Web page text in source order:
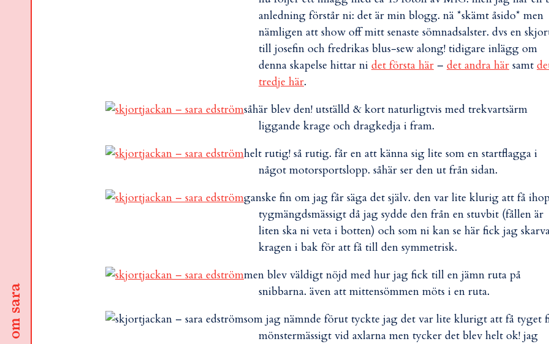
om sara
anledning förstår ni: det är min blogg. nä *skämt åsido* men
nämligen att show off mitt senaste sömnadsalster. dvs en
till josefin och fredrikas blus-sew along! tidigare inlägg om
denna skapelse hittar ni det första här – det andra här samt
tredje här.
såhär blev den! utställd & kort naturligtvis med trekvartsärm
liggande krage och dragkedja i fram.
helt rutig! så rutig. får en att känna sig lite som en startflagga i
något motorsportslopp. såhär ser den ut från sidan.
ganske fin om jag får säga det själv. den var lite klurig att få
tygmängdsmässigt då jag sydde den från en stuvbit (fållen är
liten ska ni veta i botten) och som ni kan se här fick jag
kragen i bak för att få till den symmetrisk.
men blev väldigt nöjd med hur jag fick till en jämn ruta på
snibbarna. även att mittensömmen möts i en ruta.
som jag nämnde förut tyckte jag det var lite klurigt att få tyget
mönstermässigt vid axlarna men tycker det blev helt ok! jag